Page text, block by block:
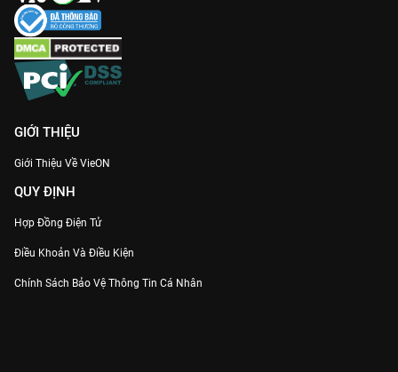
GIỚI THIỆU
Giới Thiệu Về VieON
QUY ĐỊNH
Hợp Đồng Điện Tử
Điều Khoản Và Điều Kiện
Chính Sách Bảo Vệ Thông Tin Cá Nhân